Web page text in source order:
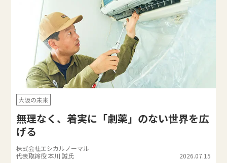
大阪の未来
無理なく、着実に「劇薬」のない世界を広
げる
株式会社エシカルノーマル
代表取締役 本川 誠氏
2026.07.15